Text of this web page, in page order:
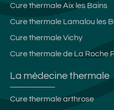
Cure thermale Aix les Bains
Cure thermale Lamalou les
Cure thermale Vichy
Cure thermale de La Roche
La médecine thermale
Cure thermale arthrose